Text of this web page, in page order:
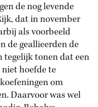
de nog levende
dat in november
als voorbeeld
de geallieerden de
tegelijk tonen dat een
hoefde te
om
Daarvoor was wel